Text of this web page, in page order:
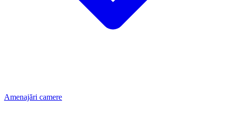
Amenajări camere